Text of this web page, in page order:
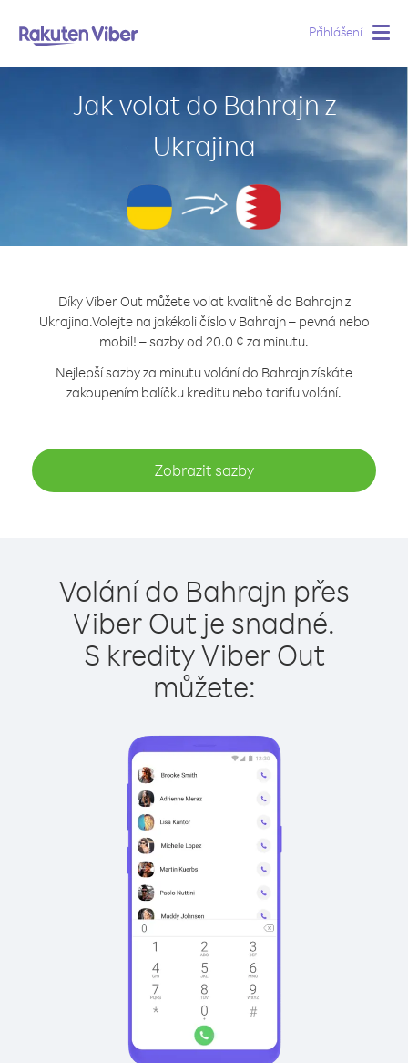
Přihlášení
Jak volat do Bahrajn z
Ukrajina
Díky Viber Out můžete volat kvalitně do Bahrajn z
Ukrajina.Volejte na jakékoli číslo v Bahrajn – pevná nebo
mobil! – sazby od 20.0 ¢ za minutu.
Nejlepší sazby za minutu volání do Bahrajn získáte
zakoupením balíčku kreditu nebo tarifu volání.
Zobrazit sazby
Volání do Bahrajn přes
Viber Out je snadné.
S kredity Viber Out
můžete: